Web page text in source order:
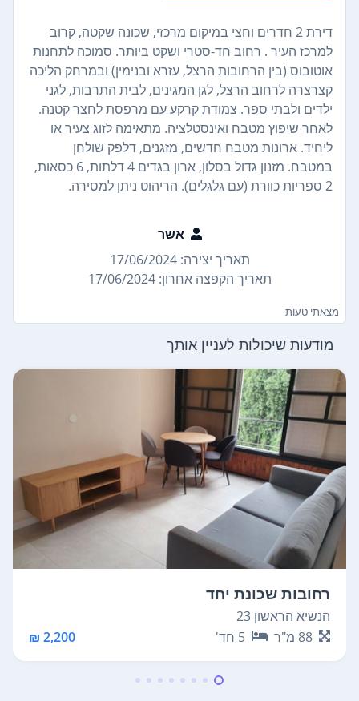
דירת 2 חדרים וחצי במיקום מרכזי, שכונה שקטה, קרוב
למרכז העיר . רחוב חד-סטרי ושקט ביותר. סמוכה לתחנות
אוטובוס (בין הרחובות הרצל, עזרא ובנימין) ובמרחק הליכה
קצרצרה לרחוב הרצל, לגן המגינים, לבית התרבות, לגני
ילדים ולבתי ספר. צמודת קרקע עם מרפסת לחצר קטנה.
לאחר שיפוץ מטבח ואינסטלציה. מתאימה לזוג צעיר או
ליחיד. ארונות מטבח חדשים, מזגנים, דלפק שולחן
במטבח. מזנון גדול בסלון, ארון בגדים 4 דלתות, 6 כסאות,
2 ספריות כוורת (עם גלגלים). הריהוט ניתן למסירה.
אשר
תאריך יצירה: 17/06/2024
תאריך הקפצה אחרון: 17/06/2024
מצאתי טעות
מודעות שיכולות לעניין אותך
רחובות שכונת יחד
הנשיא הראשון 23
88 מ"ר 5 חד' 2,200 ₪